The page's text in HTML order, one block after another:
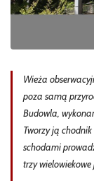
Wieża
poza samą
Budowla,
Tworzy ją
schodami
trzy wielowiekowe